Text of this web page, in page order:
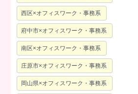
西区×オフィスワーク・事務系
府中市×オフィスワーク・事務系
南区×オフィスワーク・事務系
庄原市×オフィスワーク・事務系
岡山県×オフィスワーク・事務系